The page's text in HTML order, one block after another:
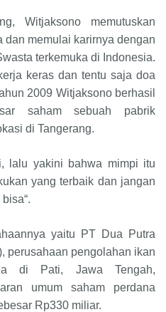
Witjaksono memutuskan
dan memulai karirnya dengan
terkemuka di Indonesia.
keras dan tentu saja doa
2009 Witjaksono berhasil
saham sebuah pabrik
di Tangerang.
lalu yakini bahwa mimpi itu
yang terbaik dan jangan
yaitu PT Dua Putra
perusahaan pengolahan ikan
di Pati, Jawa Tengah,
umum saham perdana
Rp330 miliar.